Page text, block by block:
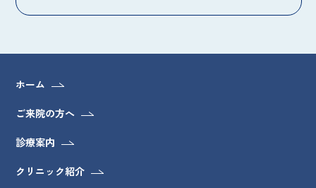
ホーム
ご来院の方へ
診療案内
クリニック紹介